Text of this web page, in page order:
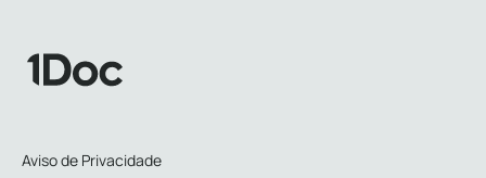
Aviso de Privacidade